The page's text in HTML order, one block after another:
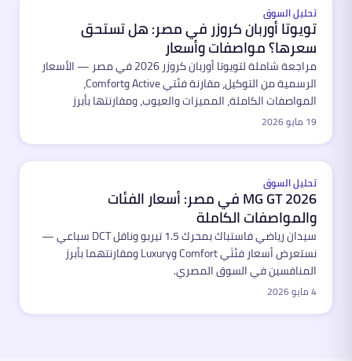
مميّز
تحليل السوق
تويوتا أوربان كروزر في مصر: هل تستحق
سعرها؟ مواصفات وأسعار
مراجعة شاملة لتويوتا أوربان كروزر 2026 في مصر — الأسعار
الرسمية من التوكيل، مقارنة فئتي Active وComfort،
المواصفات الكاملة، المميزات والعيوب، ومقارنتها بأبرز
المنافسين في سوق الكروس أوفر المدمجة.
19 مايو 2026
مميّز
تحليل السوق
MG GT 2026 في مصر: أسعار الفئات
والمواصفات الكاملة
سيدان رياضي فاستباك بمحرك 1.5 تيربو وناقل DCT سباعي —
نستعرض أسعار فئتَي Comfort وLuxury ومقارنتهما بأبرز
المنافسين في السوق المصري.
4 مايو 2026